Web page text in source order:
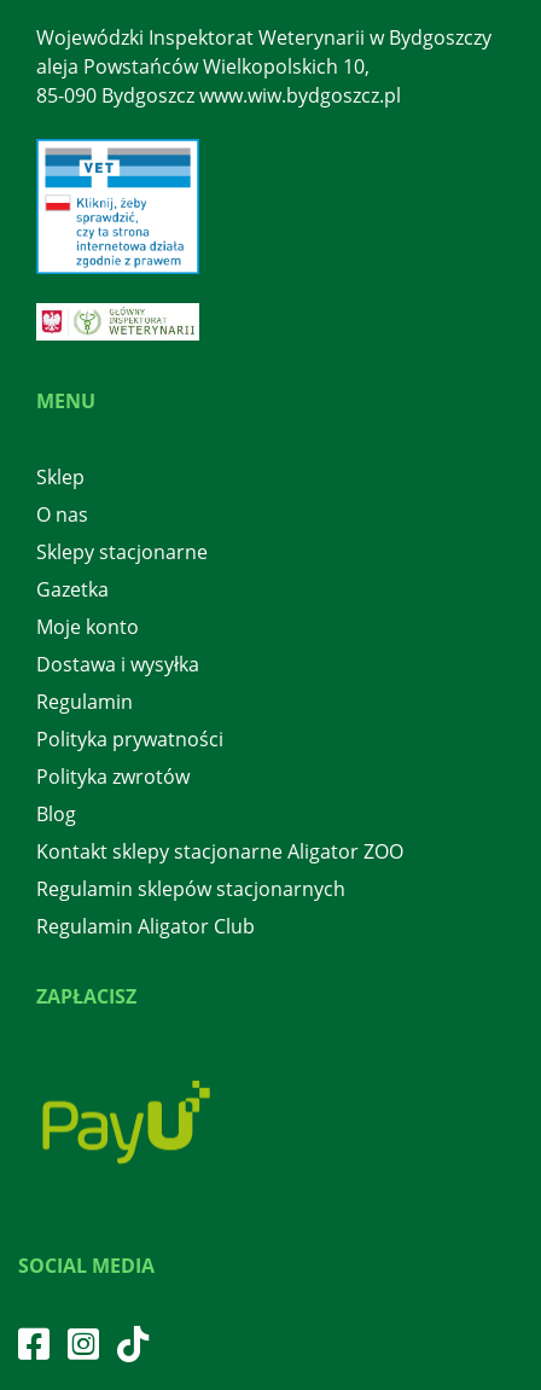
MENU
Sklep
O nas
Sklepy stacjonarne
Gazetka
Moje konto
Dostawa i wysyłka
Regulamin
Polityka prywatności
Polityka zwrotów
Blog
Kontakt sklepy stacjonarne Aligator ZOO
Regulamin sklepów stacjonarnych
Regulamin Aligator Club
ZAPŁACISZ
Wojewódzki Inspektorat Weterynarii w Bydgoszczy
aleja Powstańców Wielkopolskich 10,
85-090 Bydgoszcz www.wiw.bydgoszcz.pl
SOCIAL MEDIA